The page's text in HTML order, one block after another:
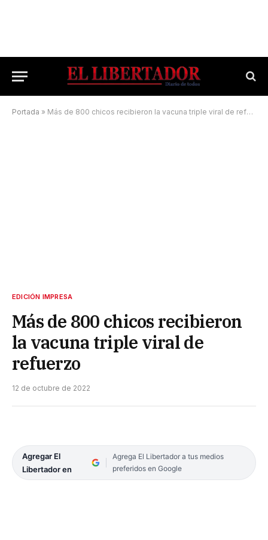
Portada » Más de 800 chicos recibieron la vacuna triple viral de refuerzo
EDICIÓN IMPRESA
Más de 800 chicos recibieron
la vacuna triple viral de
refuerzo
12 de octubre de 2022
Agregar El
Libertador en
Agrega El Libertador a tus medios
preferidos en Google